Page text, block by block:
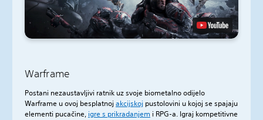
Warframe
Postani nezaustavljivi ratnik uz svoje biometalno odijelo
Warframe u ovoj besplatnoj akcijskoj pustolovini u kojoj se spajaju
elementi pucačine, igre s prikradanjem i RPG-a. Igraj kompetitivne